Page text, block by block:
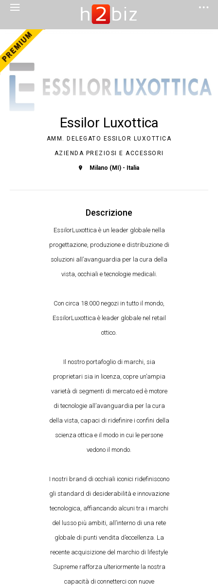
Essilor Luxottica
AMM. DELEGATO ESSILOR LUXOTTICA
AZIENDA PREZIOSI E ACCESSORI
Milano (MI) - Italia
Descrizione
EssilorLuxottica è un leader globale nella
progettazione, produzione e distribuzione di
soluzioni all’avanguardia per la cura della
vista, occhiali e tecnologie medicali.
Con circa 18.000 negozi in tutto il mondo,
EssilorLuxottica è leader globale nel retail
ottico.
Il nostro portafoglio di marchi, sia
proprietari sia in licenza, copre un’ampia
varietà di segmenti di mercato ed è motore
di tecnologie all’avanguardia per la cura
della vista, capaci di ridefinire i confini della
scienza ottica e il modo in cui le persone
vedono il mondo.
I nostri brand di occhiali iconici ridefiniscono
gli standard di desiderabilità e innovazione
tecnologica, affiancando alcuni tra i marchi
del lusso più ambiti, all’interno di una rete
globale di punti vendita d’eccellenza. La
recente acquisizione del marchio di lifestyle
Supreme rafforza ulteriormente la nostra
capacità di connetterci con nuove